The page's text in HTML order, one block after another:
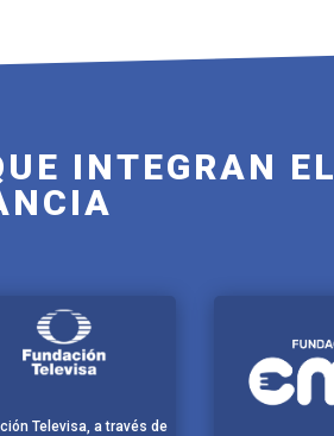
INTEGRAN EL
Televisa, a través de